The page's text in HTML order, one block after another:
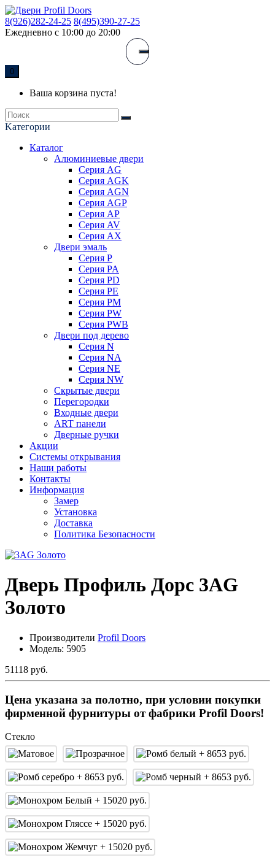
8(926)282-24-25 8(495)390-27-25
Ежедневно с 10:00 до 20:00
0
Ваша корзина пуста!
Kатегории
Каталог
Алюминиевые двери
Серия AG
Серия AGK
Серия AGN
Серия AGP
Серия AP
Серия AV
Серия AX
Двери эмаль
Серия P
Серия PA
Серия PD
Серия PE
Серия PM
Серия PW
Серия PWB
Двери под дерево
Серия N
Серия NA
Серия NE
Серия NW
Скрытые двери
Перегородки
Входные двери
ART панели
Дверные ручки
Акции
Системы открывания
Наши работы
Контакты
Информация
Замер
Установка
Доставка
Политика Безопасности
Дверь Профиль Дорс 3AG
Золото
Производители Profil Doors
Модель: 5905
51118 руб.
Цена указана за полотно, при условии покупки
фирменной фурнитуры от фабрики Profil Doors!
Стекло